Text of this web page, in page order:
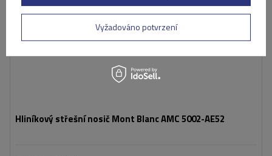
Hliníkový střešní nosič Mont Blanc AMC 5002-AE52
Vyžadováno potvrzení